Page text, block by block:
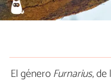
El géneroFurnarius, de